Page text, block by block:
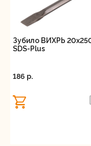
Зубило ВИХРЬ
SDS-Plus
186 p.